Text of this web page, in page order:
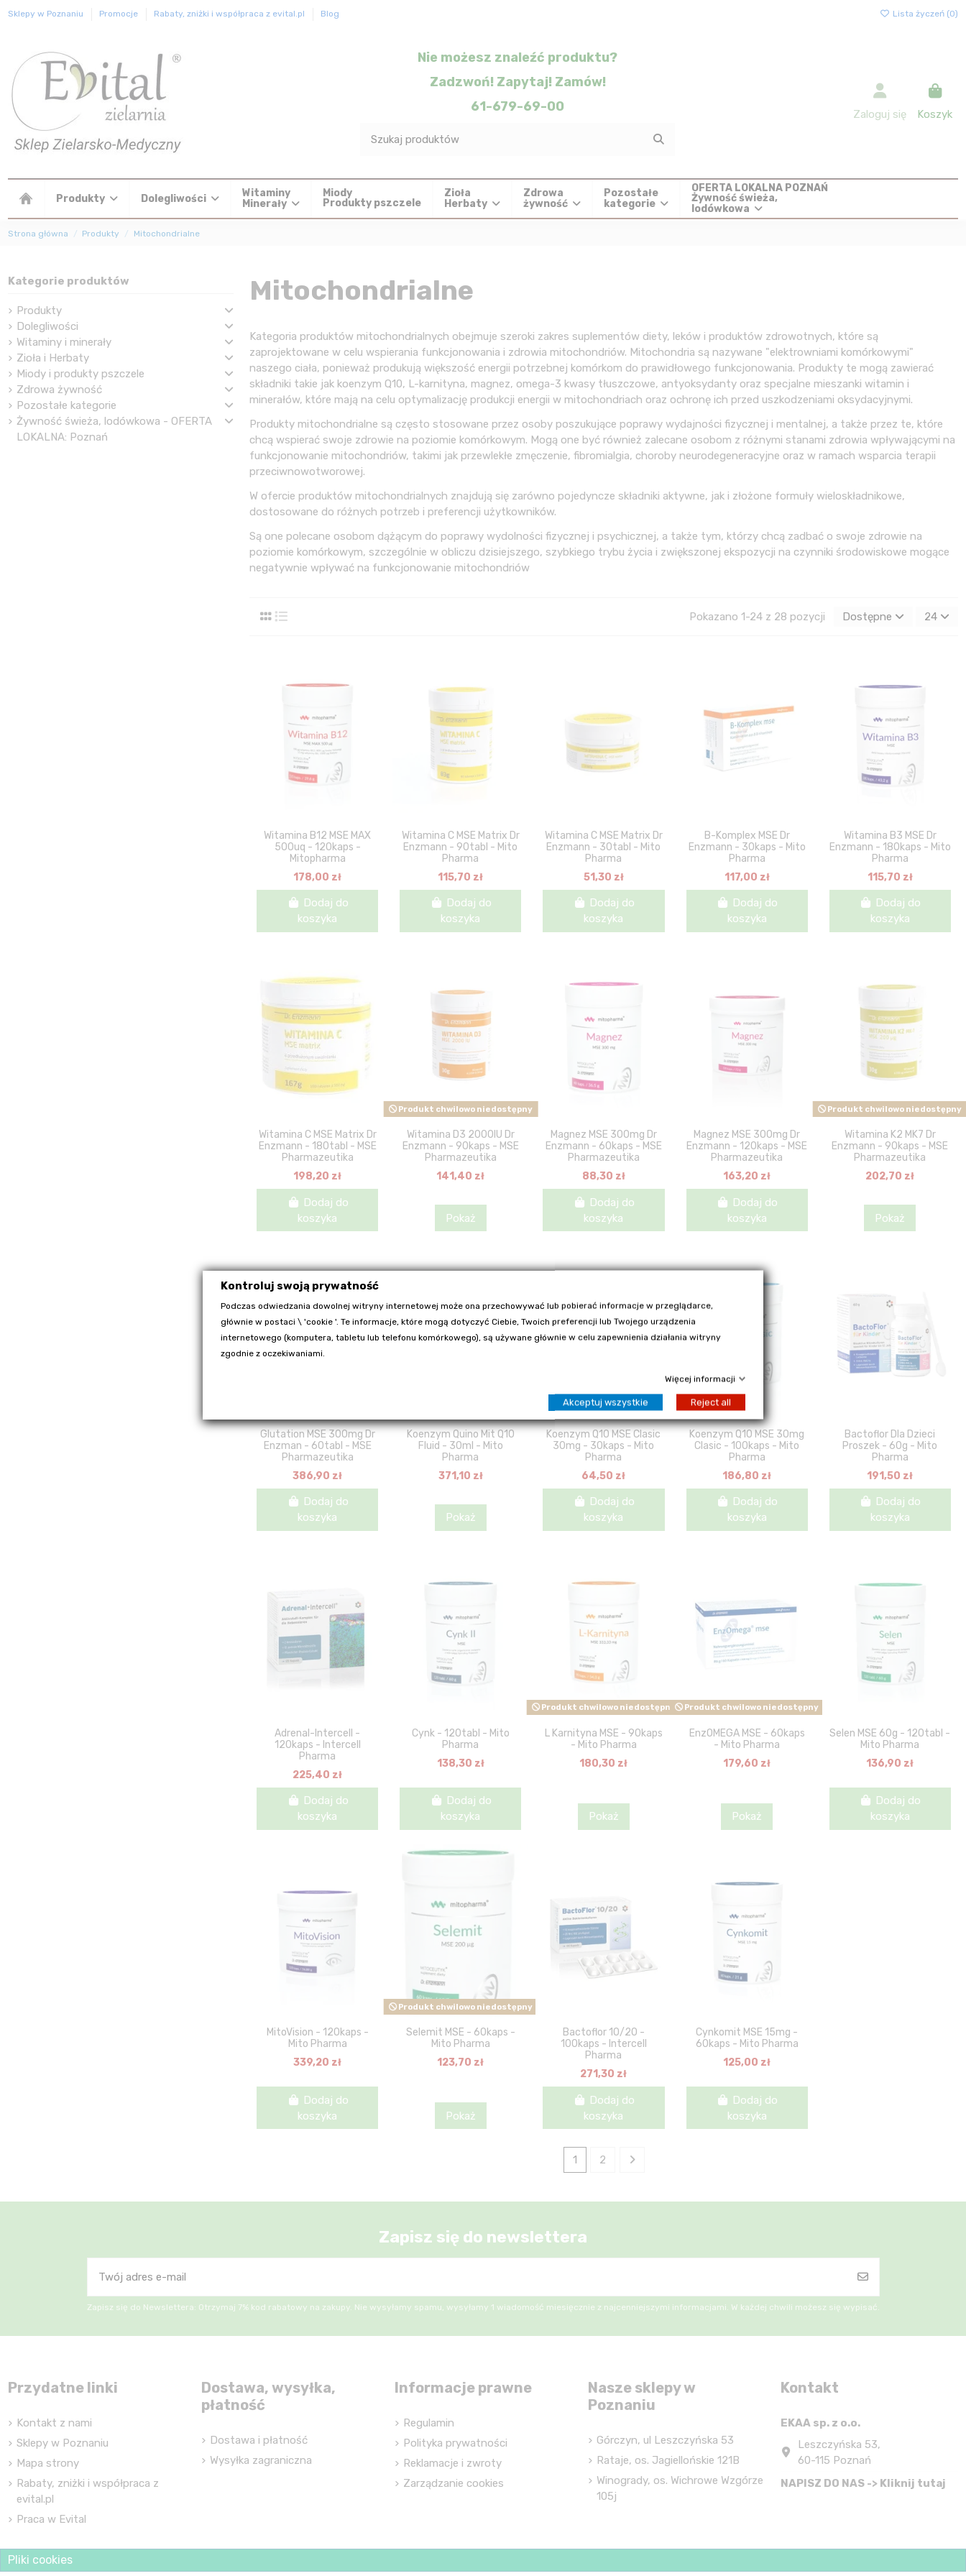
Sklepy w Poznaniu Promocje Rabaty, zniżki i współpraca z evital.pl Blog Lista życzeń (0)
Nie możesz znaleźć produktu?
Zadzwoń! Zapytaj! Zamów!
61-679-69-00
Zaloguj się Koszyk
Produkty Dolegliwości
Witaminy
Minerały
Miody
Produkty pszczele
Zioła
Herbaty
Zdrowa
żywność
Pozostałe
kategorie
OFERTA LOKALNA POZNAŃ
Żywność świeża,
lodówkowa
Strona główna Produkty Mitochondrialne
Mitochondrialne
Kategoria produktów mitochondrialnych obejmuje szeroki zakres suplementów diety, leków i produktów zdrowotnych, które są
zaprojektowane w celu wspierania funkcjonowania i zdrowia mitochondriów. Mitochondria są nazywane "elektrowniami komórkowymi"
naszego ciała, ponieważ produkują większość energii potrzebnej komórkom do prawidłowego funkcjonowania. Produkty te mogą zawierać
składniki takie jak koenzym Q10, L-karnityna, magnez, omega-3 kwasy tłuszczowe, antyoksydanty oraz specjalne mieszanki witamin i
minerałów, które mają na celu optymalizację produkcji energii w mitochondriach oraz ochronę ich przed uszkodzeniami oksydacyjnymi.
Produkty mitochondrialne są często stosowane przez osoby poszukujące poprawy wydajności fizycznej i mentalnej, a także przez te, które
chcą wspierać swoje zdrowie na poziomie komórkowym. Mogą one być również zalecane osobom z różnymi stanami zdrowia wpływającymi na
funkcjonowanie mitochondriów, takimi jak przewlekłe zmęczenie, fibromialgia, choroby neurodegeneracyjne oraz w ramach wsparcia terapii
przeciwnowotworowej.
W ofercie produktów mitochondrialnych znajdują się zarówno pojedyncze składniki aktywne, jak i złożone formuły wieloskładnikowe,
dostosowane do różnych potrzeb i preferencji użytkowników.
Są one polecane osobom dążącym do poprawy wydolności fizycznej i psychicznej, a także tym, którzy chcą zadbać o swoje zdrowie na
poziomie komórkowym, szczególnie w obliczu dzisiejszego, szybkiego trybu życia i zwiększonej ekspozycji na czynniki środowiskowe mogące
negatywnie wpływać na funkcjonowanie mitochondriów
Pokazano 1-24 z 28 pozycji Dostępne 24
Witamina B12 MSE MAX
500uq - 120kaps -
Mitopharma
178,00 zł
Dodaj do
koszyka
Witamina C MSE Matrix Dr
Enzmann - 90tabl - Mito
Pharma
115,70 zł
Dodaj do
koszyka
Witamina C MSE Matrix Dr
Enzmann - 30tabl - Mito
Pharma
51,30 zł
Dodaj do
koszyka
B-Komplex MSE Dr
Enzmann - 30kaps - Mito
Pharma
117,00 zł
Dodaj do
koszyka
Witamina B3 MSE Dr
Enzmann - 180kaps - Mito
Pharma
115,70 zł
Dodaj do
koszyka
Witamina C MSE Matrix Dr
Enzmann - 180tabl - MSE
Pharmazeutika
198,20 zł
Dodaj do
koszyka
Produkt chwilowo niedostępny
Witamina D3 2000IU Dr
Enzmann - 90kaps - MSE
Pharmazeutika
141,40 zł
Pokaż
Magnez MSE 300mg Dr
Enzmann - 60kaps - MSE
Pharmazeutika
88,30 zł
Dodaj do
koszyka
Magnez MSE 300mg Dr
Enzmann - 120kaps - MSE
Pharmazeutika
163,20 zł
Dodaj do
koszyka
Produkt chwilowo niedostępny
Witamina K2 MK7 Dr
Enzmann - 90kaps - MSE
Pharmazeutika
202,70 zł
Pokaż
Glutation MSE 300mg Dr
Enzman - 60tabl - MSE
Pharmazeutika
386,90 zł
Dodaj do
koszyka
Koenzym Quino Mit Q10
Fluid - 30ml - Mito
Pharma
371,10 zł
Pokaż
Koenzym Q10 MSE Clasic
30mg - 30kaps - Mito
Pharma
64,50 zł
Dodaj do
koszyka
Koenzym Q10 MSE 30mg
Clasic - 100kaps - Mito
Pharma
186,80 zł
Dodaj do
koszyka
Bactoflor Dla Dzieci
Proszek - 60g - Mito
Pharma
191,50 zł
Dodaj do
koszyka
Adrenal-Intercell -
120kaps - Intercell
Pharma
225,40 zł
Dodaj do
koszyka
Cynk - 120tabl - Mito
Pharma
138,30 zł
Dodaj do
koszyka
Produkt chwilowo niedostępny
L Karnityna MSE - 90kaps
- Mito Pharma
180,30 zł
Pokaż
Produkt chwilowo niedostępny
EnzOMEGA MSE - 60kaps
- Mito Pharma
179,60 zł
Pokaż
Selen MSE 60g - 120tabl -
Mito Pharma
136,90 zł
Dodaj do
koszyka
MitoVision - 120kaps -
Mito Pharma
339,20 zł
Dodaj do
koszyka
Produkt chwilowo niedostępny
Selemit MSE - 60kaps -
Mito Pharma
123,70 zł
Pokaż
Bactoflor 10/20 -
100kaps - Intercell
Pharma
271,30 zł
Dodaj do
koszyka
Cynkomit MSE 15mg -
60kaps - Mito Pharma
125,00 zł
Dodaj do
koszyka
1 2
Kategorie produktów
Produkty
Dolegliwości
Witaminy i minerały
Zioła i Herbaty
Miody i produkty pszczele
Zdrowa żywność
Pozostałe kategorie
Żywność świeża, lodówkowa - OFERTA
LOKALNA: Poznań
Zapisz się do newslettera
Zapisz się do Newslettera: Otrzymaj 7% kod rabatowy na zakupy. Nie wysyłamy spamu, wysyłamy 1 wiadomość miesięcznie z najcenniejszymi informacjami. W każdej chwili możesz się wypisać.
Przydatne linki
Kontakt z nami
Sklepy w Poznaniu
Mapa strony
Rabaty, zniżki i współpraca z
evital.pl
Praca w Evital
Dostawa, wysyłka,
płatność
Dostawa i płatność
Wysyłka zagraniczna
Informacje prawne
Regulamin
Polityka prywatności
Reklamacje i zwroty
Zarządzanie cookies
Nasze sklepy w
Poznaniu
Górczyn, ul Leszczyńska 53
Rataje, os. Jagiellońskie 121B
Winogrady, os. Wichrowe Wzgórze
105j
Kontakt
EKAA sp. z o.o.
Leszczyńska 53,
60-115 Poznań
NAPISZ DO NAS -> Kliknij tutaj
Pliki cookies
Kontroluj swoją prywatność
Podczas odwiedzania dowolnej witryny internetowej może ona przechowywać lub pobierać informacje w przeglądarce,
głównie w postaci \ 'cookie '. Te informacje, które mogą dotyczyć Ciebie, Twoich preferencji lub Twojego urządzenia
internetowego (komputera, tabletu lub telefonu komórkowego), są używane głównie w celu zapewnienia działania witryny
zgodnie z oczekiwaniami.
Więcej informacji
Akceptuj wszystkie Reject all